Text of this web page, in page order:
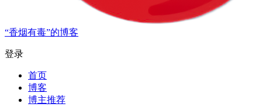
“香烟有毒”的博客
登录
首页
博客
博主推荐